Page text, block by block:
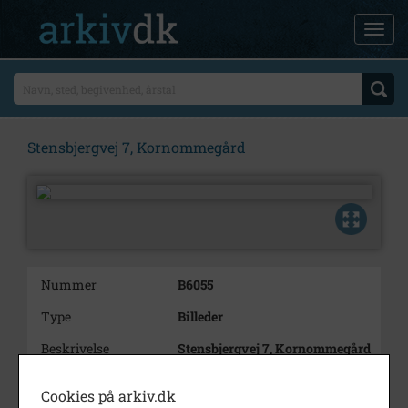
Stensbjergvej 7, Kornommegård
Nummer
B6055
Type
Billeder
Beskrivelse
Stensbjergvej 7, Kornommegård
Cookies på arkiv.dk